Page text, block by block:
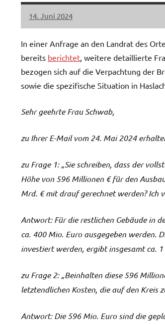
14. Juni 2024
LiLO
Keine
In einer Anfrage an den Landrat des
bereits berichtet , weitere detaillierte
bezogen sich auf die Verpachtung der
sowie die spezifische Situation in
Sehr geehrte Frau Schwab,
zu Ihrer E-Mail vom 24. Mai 2024
zu Frage 1: „Sie schreiben, dass der
Höhe von 596 Millionen € für den
Mrd. € mit drauf gerechnet werden? Ich
Antwort: Für die restlichen Gebäude in
ca. 400 Mio. Euro ausgegeben werden.
investiert werden, ergibt insgesamt ca. 1
zu Frage 2: „Beinhalten diese 596
letztendlichen Kosten, die auf den Kreis
Antwort: Die 596 Mio. Euro sind die